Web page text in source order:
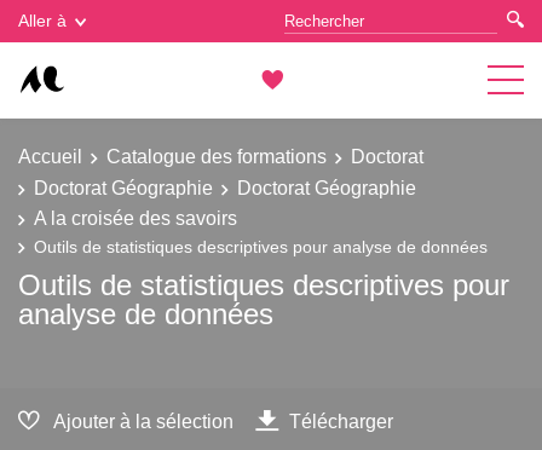
Aller à
Accueil Catalogue des formations
Doctorat
Doctorat Géographie
Doctorat Géographie
A la croisée des savoirs
Outils de statistiques descriptives pour analyse de données
Outils de statistiques descriptives pour
analyse de données
Ajouter à la sélection Télécharger
Gestion des cookies